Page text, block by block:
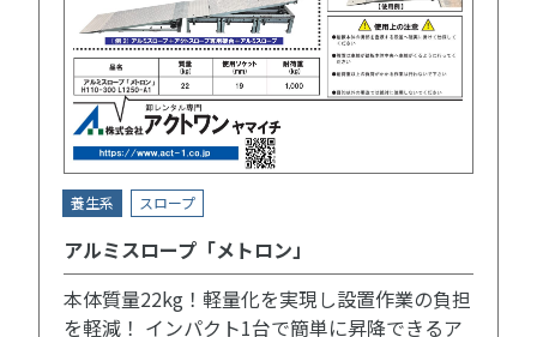
養生系 スロープ
アルミスロープ「メトロン」
本体質量22kg！軽量化を実現し設置作業の負担
を軽減！ インパクト1台で簡単に昇降できるア